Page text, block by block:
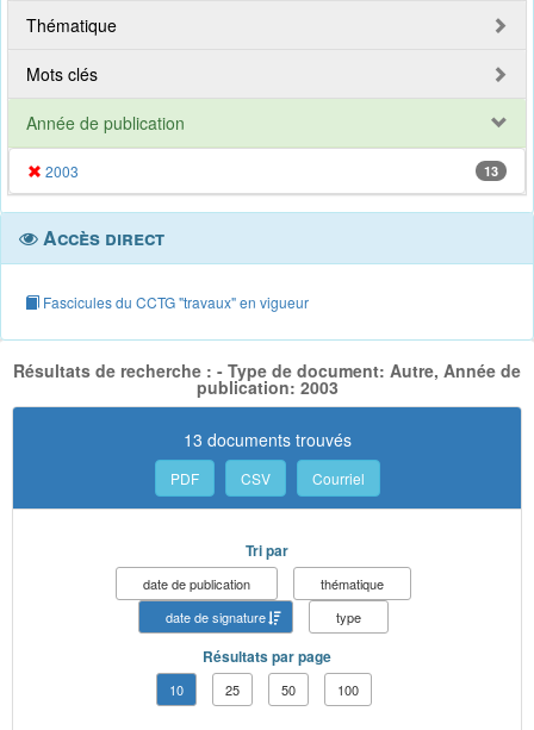
Thématique
Mots clés
Année de publication
2003 13
Accès direct
Fascicules du CCTG "travaux" en vigueur
Résultats de recherche : - Type de document: Autre, Année de
publication: 2003
13 documents trouvés
PDF CSV Courriel
Tri par
date de publication
thématique
date de signature
type
Résultats par page
10 25 50 100